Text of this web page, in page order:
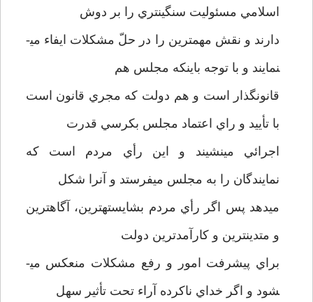
اسلامي مسئوليت سنگين­تري را بر دوش
دارند و نقش مهمترين را در حلّ مشكلات ايفاء مي­
نمايند و با توجه باينكه مجلس هم
قانونگذار است و هم دولت كه مجري قانون است
با تأييد و راي اعتماد مجلس بكرسي قدرت
اجرائي مي­نشيند و اين رأي مردم است كه
نمايندگان را به مجلس مي­فرستد و آنرا شكل
مي­دهد پس اگر رأي مردم بشايسته­ترين، آگاهترين
و متدين­ترين و كارآمدترين دولت
براي پيشرفت امور و رفع مشكلات منعكس مي­
شود و اگر خداي ناكرده آراء تحت تأثير سهل